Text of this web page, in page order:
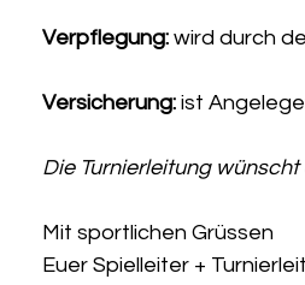
Verpflegung: wird durch
Versicherung: ist
Die Turnierleitung
Mit sportlichen Grüssen
Euer Spielleiter +